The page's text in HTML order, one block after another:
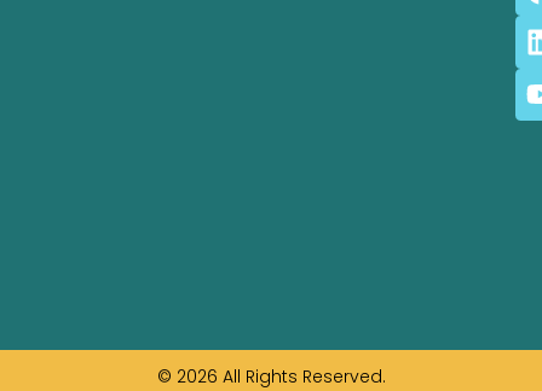
© 2026 All Rights Reserved.